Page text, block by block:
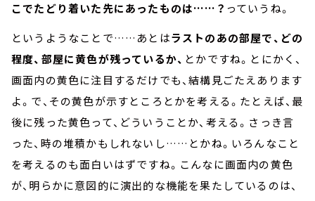
こでたどり着いた先にあったものは……？ っていうね。
というようなことで……あとはラストのあの部屋で、どの
程度、部屋に黄色が残っているか、 とかですね。とにかく、
画面内の黄色に注目するだけでも、結構見ごたえあります
よ。で、その黄色が示すところとかを考える。たとえば、最
後に残った黄色って、どういうことか、考える。さっき言
った、時の堆積かもしれないし……とかね。いろんなこと
を考えるのも面白いはずですね。こんなに画面内の黄色
が、明らかに意図的に演出的な機能を果たしているのは、